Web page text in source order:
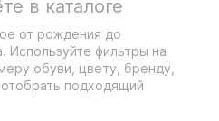
в каталоге
от рождения до
Используйте фильтры на
обуви, цвету, бренду,
подходящий